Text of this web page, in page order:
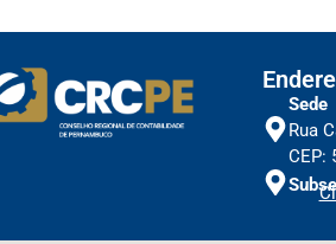
Sede
Rua
CEP: